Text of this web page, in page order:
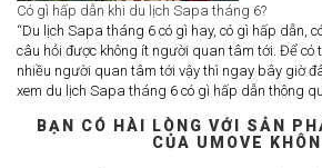
Có gì hấp dẫn khi du lịch Sapa tháng 6?
“Du lịch Sapa tháng 6 có gì hay, có gì hấp dẫn,
câu hỏi được không ít người quan tâm tới. Để có
nhiều người quan tâm tới vậy thì ngay bây giờ
xem du lịch Sapa tháng 6 có gì hấp dẫn thông
BẠN CÓ HÀI LÒNG VỚI SẢN
CỦA UMOVE